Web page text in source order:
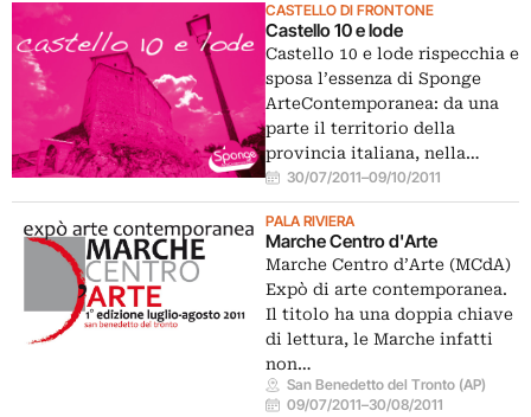
CASTELLO DI FRONTONE
Castello 10 e lode
Castello 10 e lode rispecchia e
sposa l’essenza di Sponge
ArteContemporanea: da una
parte il territorio della
provincia italiana, nella…
30/07/2011–09/10/2011
PALA RIVIERA
Marche Centro d'Arte
Marche Centro d’Arte (MCdA)
Expò di arte contemporanea.
Il titolo ha una doppia chiave
di lettura, le Marche infatti
non…
San Benedetto del Tronto (AP)
09/07/2011–30/08/2011